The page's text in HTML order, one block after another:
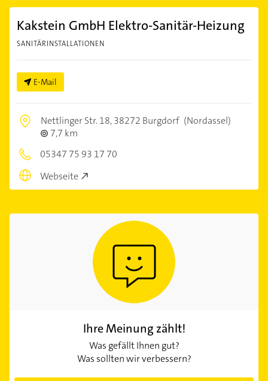
Kakstein GmbH Elektro-Sanitär-Heizung
SANITÄRINSTALLATIONEN
E-Mail
Nettlinger Str. 18,38272 Burgdorf (Nordassel)
7,7 km
05347 75 93 17 70
Webseite
Ihre Meinung zählt!
Was gefällt Ihnen gut?
Was sollten wir verbessern?